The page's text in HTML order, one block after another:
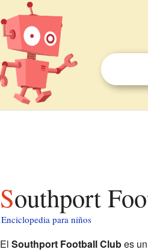
Southport
Enciclopedia para niños
El Southport Football Clubes